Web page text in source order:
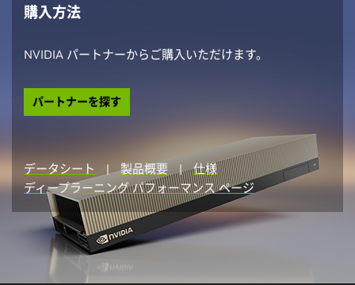
購入方法
NVIDIA パートナーからご購入いただけます。
パートナーを探す
データシート | 製品概要 |
仕様
ディープラーニング パフォーマンス ページ